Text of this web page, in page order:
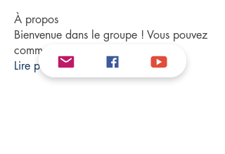
À propos
Bienvenue dans le groupe ! Vous pouvez
communiquer avec d'au
Lire plus